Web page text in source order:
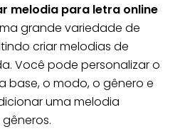
melodia para letra online
grande variedade de
criar melodias de
Você pode personalizar o
base, o modo, o gênero e
uma melodia